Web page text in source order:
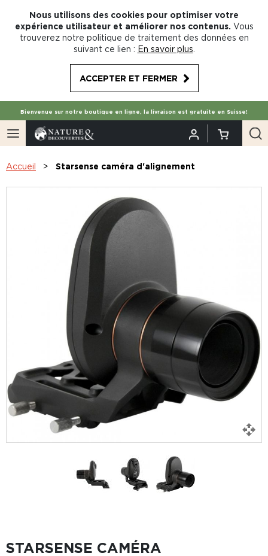
Nous utilisons des cookies pour optimiser votre
expérience utilisateur et améliorer nos contenus. Vous
trouverez notre politique de traitement des données en
suivant ce lien : En savoir plus
ACCEPTER ET FERMER
Bienvenue sur notre boutique en ligne, la livraison est gratuite en Suisse!
Accueil Starsense caméra d'alignement
STARSENSE CAMÉRA